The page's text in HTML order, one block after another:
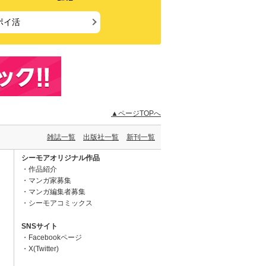
イ活
▲ページTOPへ
雑誌一覧 出版社一覧 新刊一覧
シーモアオリジナル作品
作品紹介
マンガ家募集
マンガ編集者募集
シーモアコミックス
SNSサイト
Facebookページ
X(Twitter)